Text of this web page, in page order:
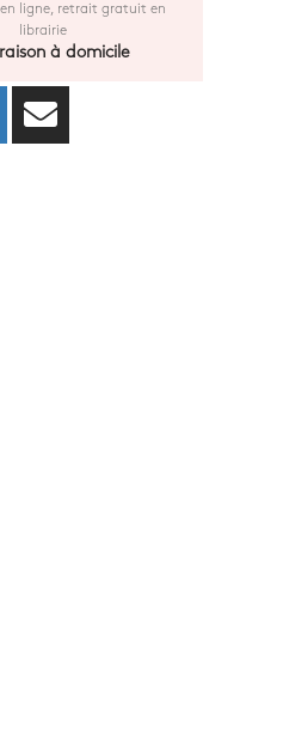
en ligne, retrait gratuit en
librairie
à domicile